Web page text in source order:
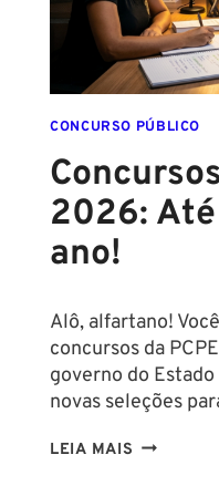
CONCURSO PÚBLICO
2026:
ano!
Alô, alfartano!
concursos da
governo do
novas seleções
LEIA MAIS